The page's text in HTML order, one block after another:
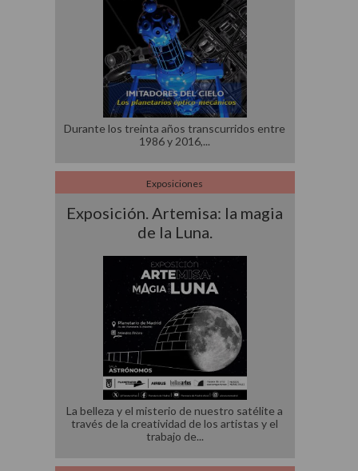
Durante los treinta años transcurridos entre
1986 y 2016,
Exposición. Artemisa: la magia
de la Luna.
Exposiciones
La belleza y el misterio de nuestro satélite a
través de la creatividad de los artistas y el
trabajo de